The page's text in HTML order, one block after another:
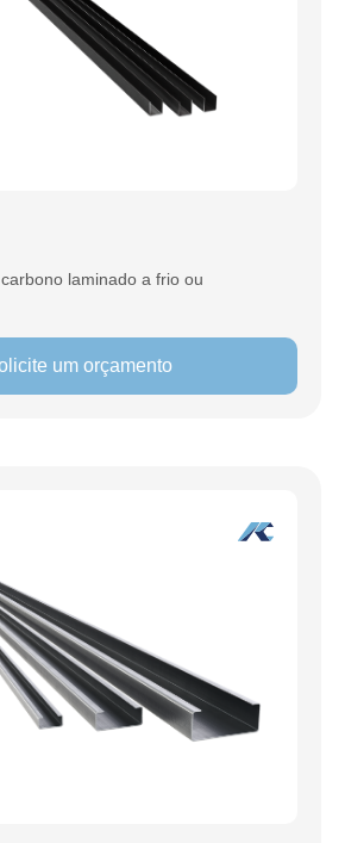
laminado a frio ou
um orçamento